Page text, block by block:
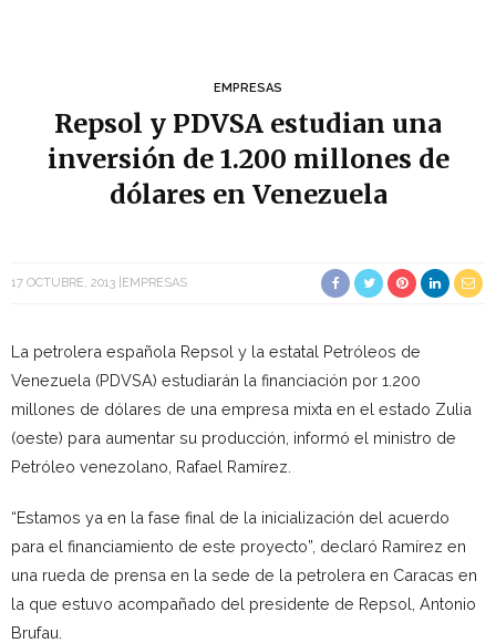
EMPRESAS
Repsol y PDVSA estudian una
inversión de 1.200 millones de
dólares en Venezuela
17 OCTUBRE, 2013 EMPRESAS
La petrolera española Repsol y la estatal Petróleos de
Venezuela (PDVSA) estudiarán la financiación por 1.200
millones de dólares de una empresa mixta en el estado Zulia
(oeste) para aumentar su producción, informó el ministro de
Petróleo venezolano, Rafael Ramírez.
“Estamos ya en la fase final de la inicialización del acuerdo
para el financiamiento de este proyecto”, declaró Ramírez en
una rueda de prensa en la sede de la petrolera en Caracas en
la que estuvo acompañado del presidente de Repsol, Antonio
Brufau.